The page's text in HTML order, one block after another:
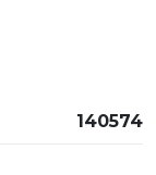
140574